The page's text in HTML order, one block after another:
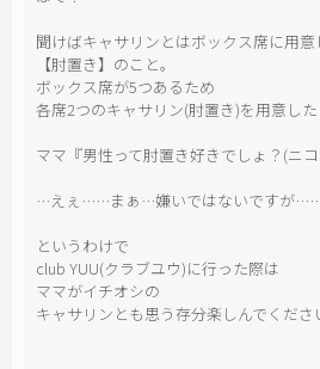
聞けばキャサリンとはボックス席に用意
【肘置き】のこと。
ボックス席が5つあるため
各席2つのキャサリン(肘置き)を用意し
ママ『男性って肘置き好きでしょ？(ニコ
…えぇ……まぁ…嫌いではないですが……
というわけで
club YUU(クラブユウ)に行った際は
ママがイチオシの
キャサリンとも思う存分楽しんでくださ